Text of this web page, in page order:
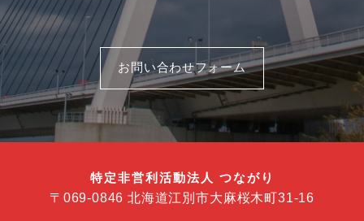
お問い合わせフォーム
特定非営利活動法人 つながり
〒069-0846 北海道江別市大麻桜木町31-16